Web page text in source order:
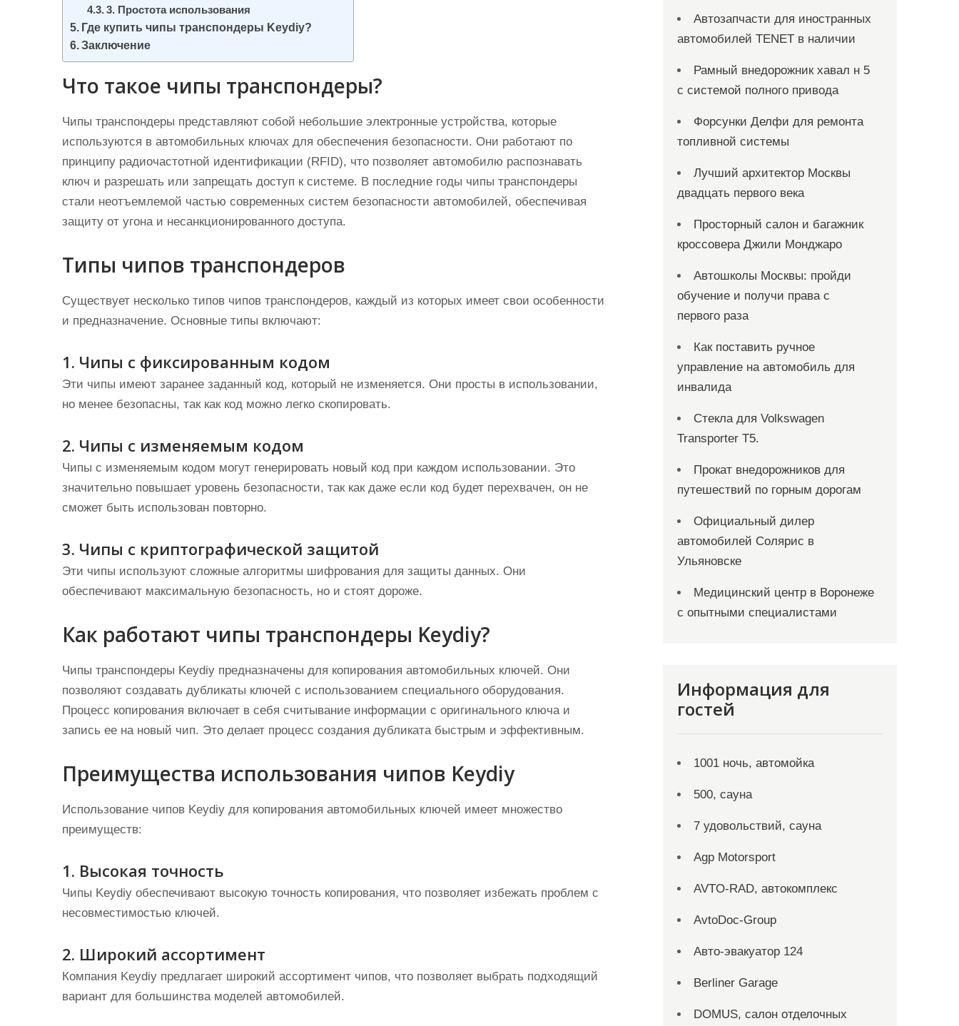
3. Простота использования
Где купить чипы транспондеры Keydiy?
Заключение
Что такое чипы транспондеры?
Чипы транспондеры представляют собой небольшие электронные устройства, которые
используются в автомобильных ключах для обеспечения безопасности. Они работают по
принципу радиочастотной идентификации (RFID), что позволяет автомобилю распознавать
ключ и разрешать или запрещать доступ к системе. В последние годы чипы транспондеры
стали неотъемлемой частью современных систем безопасности автомобилей, обеспечивая
защиту от угона и несанкционированного доступа.
Типы чипов транспондеров
Существует несколько типов чипов транспондеров, каждый из которых имеет свои особенности
и предназначение. Основные типы включают:
1. Чипы с фиксированным кодом
Эти чипы имеют заранее заданный код, который не изменяется. Они просты в использовании,
но менее безопасны, так как код можно легко скопировать.
2. Чипы с изменяемым кодом
Чипы с изменяемым кодом могут генерировать новый код при каждом использовании. Это
значительно повышает уровень безопасности, так как даже если код будет перехвачен, он не
сможет быть использован повторно.
3. Чипы с криптографической защитой
Эти чипы используют сложные алгоритмы шифрования для защиты данных. Они
обеспечивают максимальную безопасность, но и стоят дороже.
Как работают чипы транспондеры Keydiy?
Чипы транспондеры Keydiy предназначены для копирования автомобильных ключей. Они
позволяют создавать дубликаты ключей с использованием специального оборудования.
Процесс копирования включает в себя считывание информации с оригинального ключа и
запись ее на новый чип. Это делает процесс создания дубликата быстрым и эффективным.
Преимущества использования чипов Keydiy
Использование чипов Keydiy для копирования автомобильных ключей имеет множество
преимуществ:
1. Высокая точность
Чипы Keydiy обеспечивают высокую точность копирования, что позволяет избежать проблем с
несовместимостью ключей.
2. Широкий ассортимент
Компания Keydiy предлагает широкий ассортимент чипов, что позволяет выбрать подходящий
вариант для большинства моделей автомобилей.
Автозапчасти для иностранных
автомобилей TENET в наличии
Рамный внедорожник хавал н 5
с системой полного привода
Форсунки Делфи для ремонта
топливной системы
Лучший архитектор Москвы
двадцать первого века
Просторный салон и багажник
кроссовера Джили Монджаро
Автошколы Москвы: пройди
обучение и получи права с
первого раза
Как поставить ручное
управление на автомобиль для
инвалида
Стекла для Volkswagen
Transporter T5.
Прокат внедорожников для
путешествий по горным дорогам
Официальный дилер
автомобилей Солярис в
Ульяновске
Медицинский центр в Воронеже
с опытными специалистами
Информация для
гостей
1001 ночь, автомойка
500, сауна
7 удовольствий, сауна
Agp Motorsport
AVTO-RAD, автокомплекс
AvtoDoc-Group
Aвто-эвакуатор 124
Berliner Garage
DOMUS, салон отделочных